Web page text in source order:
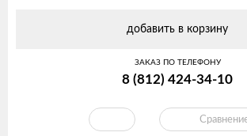
добавить в корзину
ЗАКАЗ ПО ТЕЛЕФОНУ
8 (812) 424-34-10